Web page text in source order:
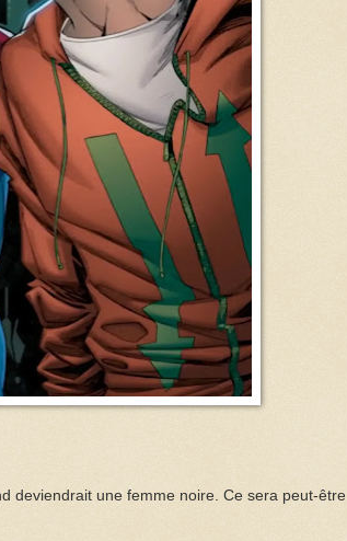
deviendrait une femme noire. Ce sera peut-être